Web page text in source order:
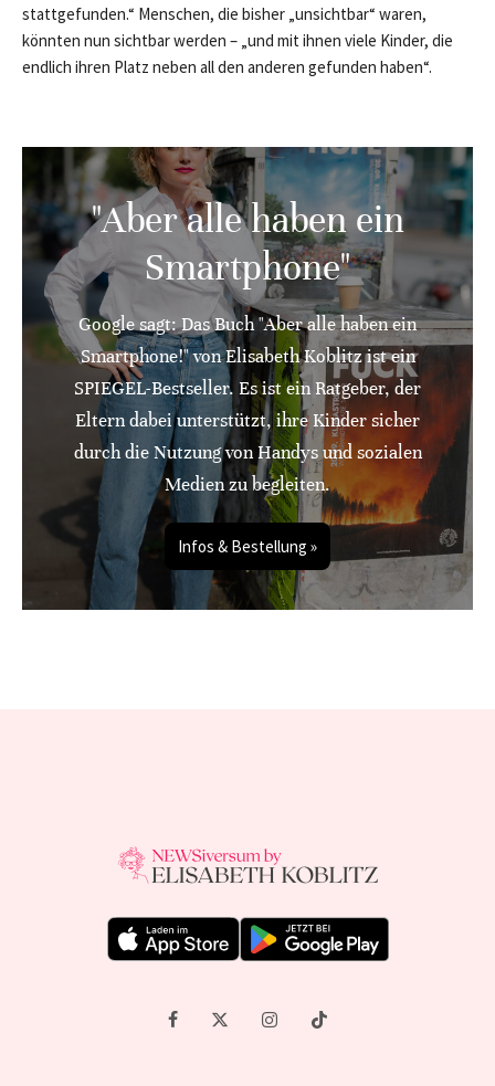
stattgefunden.“ Menschen, die bisher „unsichtbar“ waren,
könnten nun sichtbar werden – „und mit ihnen viele Kinder, die
endlich ihren Platz neben all den anderen gefunden haben“.
"Aber alle haben ein
Smartphone"
Google sagt: Das Buch "Aber alle haben ein
Smartphone!" von Elisabeth Koblitz ist ein
SPIEGEL-Bestseller. Es ist ein Ratgeber, der
Eltern dabei unterstützt, ihre Kinder sicher
durch die Nutzung von Handys und sozialen
Medien zu begleiten.
Infos & Bestellung »